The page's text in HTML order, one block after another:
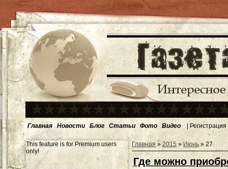
Главная Новости Блог Статьи Фото Видео | Регистрация
This feature is for Premium users
only!
Главная » 2015 » Июнь » 27
Где можно